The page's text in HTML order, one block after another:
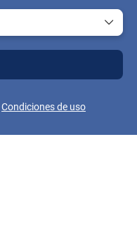
Condiciones de uso